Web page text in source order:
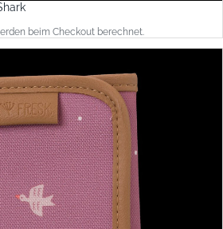
beim Checkout berechnet.